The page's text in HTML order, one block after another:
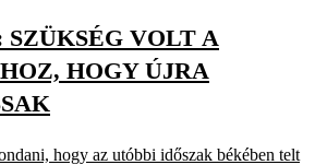
SZÜKSÉG VOLT A
HOGY ÚJRA
hogy az utóbbi időszak békében telt